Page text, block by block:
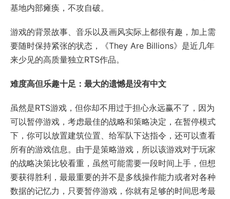
基地内部瘫痪，不攻自破。
游戏的背景故事、音乐以及画风实际上都很有趣，加上需
要随时保持紧张的状态，《They Are Billions》是近几年
来少见的高质量独立RTS作品。
难度高但乐趣十足：最大的遗憾是没有中文
虽然是RTS游戏，但你却不用过于担心永远赢不了，因为
可以暂停游戏，考虑最佳的战略和策略决定，在暂停模式
下，你可以放置建筑位置、给军队下达指令，还可以查看
所有的游戏信息。由于是策略游戏，所以该游戏对于玩家
的战略决策比较看重，虽然可能需要一段时间上手，但想
要获得胜利，最最重要的并不是多线操作能力或者对各种
数据的记忆力，只要暂停游戏，你就有足够的时间思考最